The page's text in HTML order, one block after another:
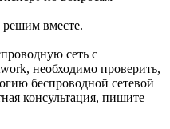
вместе.
сеть с
необходимо проверить,
беспроводной сетевой
консультация, пишите